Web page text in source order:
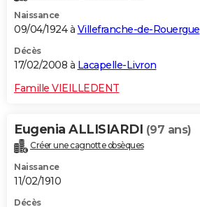
Naissance
09/04/1924 à Villefranche-de-Rouergue
Décès
17/02/2008 à Lacapelle-Livron
Famille VIEILLEDENT
Eugenia ALLISIARDI (97 ans)
Créer une cagnotte obsèques
Naissance
11/02/1910
Décès